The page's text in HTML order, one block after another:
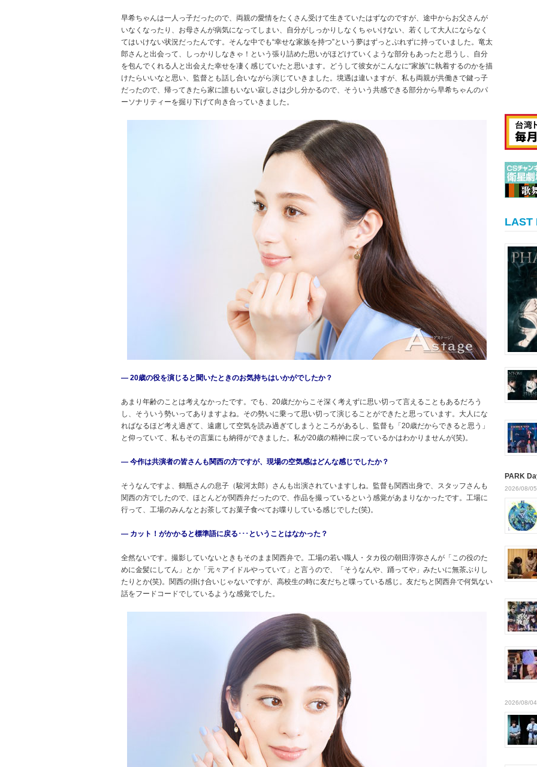
早希ちゃんは一人っ子だったので、両親の愛情をたくさん受けて生きていたはずなのですが、途中からお父さんが
いなくなったり、お母さんが病気になってしまい、自分がしっかりしなくちゃいけない、若くして大人にならなく
てはいけない状況だったんです。そんな中でも“幸せな家族を持つ”という夢はずっとぶれずに持っていました。竜太
郎さんと出会って、しっかりしなきゃ！という張り詰めた思いがほどけていくような部分もあったと思うし、自分
を包んでくれる人と出会えた幸せを凄く感じていたと思います。どうして彼女がこんなに“家族”に執着するのかを描
けたらいいなと思い、監督とも話し合いながら演じていきました。境遇は違いますが、私も両親が共働きで鍵っ子
だったので、帰ってきたら家に誰もいない寂しさは少し分かるので、そういう共感できる部分から早希ちゃんのパ
ーソナリティーを掘り下げて向き合っていきました。
― 20歳の役を演じると聞いたときのお気持ちはいかがでしたか？
あまり年齢のことは考えなかったです。でも、20歳だからこそ深く考えずに思い切って言えることもあるだろう
し、そういう勢いってありますよね。その勢いに乗って思い切って演じることができたと思っています。大人にな
ればなるほど考え過ぎて、遠慮して空気を読み過ぎてしまうところがあるし、監督も「20歳だからできると思う」
と仰っていて、私もその言葉にも納得ができました。私が20歳の精神に戻っているかはわかりませんが(笑)。
― 今作は共演者の皆さんも関西の方ですが、現場の空気感はどんな感じでしたか？
そうなんですよ、鶴瓶さんの息子（駿河太郎）さんも出演されていますしね。監督も関西出身で、スタッフさんも
関西の方でしたので、ほとんどが関西弁だったので、作品を撮っているという感覚があまりなかったです。工場に
行って、工場のみんなとお茶してお菓子食べてお喋りしている感じでした(笑)。
― カット！がかかると標準語に戻る･･･ということはなかった？
全然ないです。撮影していないときもそのまま関西弁で。工場の若い職人・タカ役の朝田淳弥さんが「この役のた
めに金髪にしてん」とか「元々アイドルやっていて」と言うので、「そうなんや、踊ってや」みたいに無茶ぶりし
たりとか(笑)。関西の掛け合いじゃないですが、高校生の時に友だちと喋っている感じ。友だちと関西弁で何気ない
話をフードコードでしているような感覚でした。
LAST
PARK
2026/08/05
2026/08/04